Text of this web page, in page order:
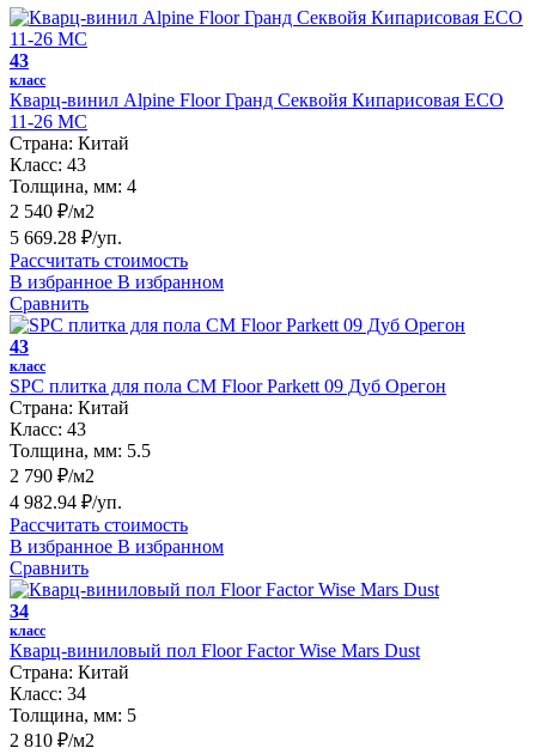
43
класс
Кварц-винил Alpine Floor Гранд Секвойя Кипарисовая ECO
11-26 MC
Страна: Китай
Класс: 43
Толщина, мм: 4
2 540 ₽/м2
5 669.28 ₽/уп.
Рассчитать стоимость
В избранное В избранном
Сравнить
43
класс
SPC плитка для пола CM Floor Parkett 09 Дуб Орегон
Страна: Китай
Класс: 43
Толщина, мм: 5.5
2 790 ₽/м2
4 982.94 ₽/уп.
Рассчитать стоимость
В избранное В избранном
Сравнить
34
класс
Кварц-виниловый пол Floor Factor Wise Mars Dust
Страна: Китай
Класс: 34
Толщина, мм: 5
2 810 ₽/м2